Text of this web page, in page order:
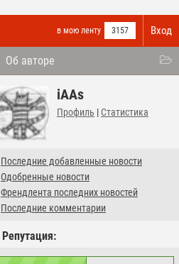
Вход
в мою ленту 3157
Об авторе
iAAs
Профиль | Статистика
Последние добавленные новости
Одобренные новости
Френдлента последних новостей
Последние комментарии
Репутация: